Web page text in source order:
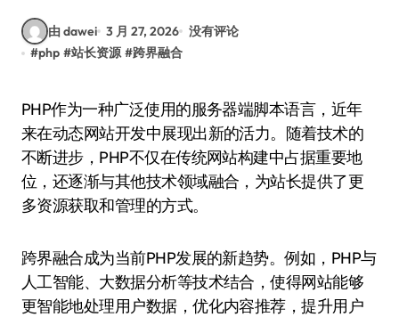
由 dawei 3 月 27, 2026 没有评论
#php #站长资源 #跨界融合
PHP作为一种广泛使用的服务器端脚本语言，近年
来在动态网站开发中展现出新的活力。随着技术的
不断进步，PHP不仅在传统网站构建中占据重要地
位，还逐渐与其他技术领域融合，为站长提供了更
多资源获取和管理的方式。
跨界融合成为当前PHP发展的新趋势。例如，PHP与
人工智能、大数据分析等技术结合，使得网站能够
更智能地处理用户数据，优化内容推荐，提升用户